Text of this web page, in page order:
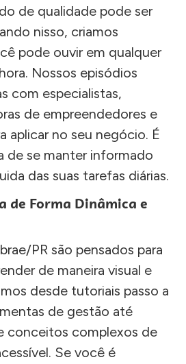
de qualidade pode ser
nisso, criamos
pode ouvir em qualquer
Nossos episódios
com especialistas,
de empreendedores e
aplicar no seu negócio. É
de se manter informado
das suas tarefas diárias.
de Forma Dinâmica e
PR são pensados para
de maneira visual e
desde tutoriais passo a
de gestão até
conceitos complexos de
Se você é